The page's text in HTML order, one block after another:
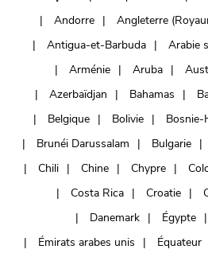
Andorre
Angleterre
Antigua-et-Barbuda
Arabie
Arménie
Aruba
Azerbaïdjan
Bahamas
Belgique
Bolivie Bosnie-
Brunéi Darussalam
Bulgarie
Chili
Chine Chypre
Costa Rica
Croatie
Danemark
Égypte
Émirats arabes unis
Équateur